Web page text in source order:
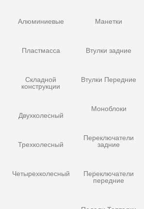
Алюминиевые
Пластмасса
Складной
конструкции
Двухколесный
Трехколесный
Четырехколесный
Манетки
Втулки задние
Втулки Передние
Моноблоки
Переключатели
задние
Переключатели
передние